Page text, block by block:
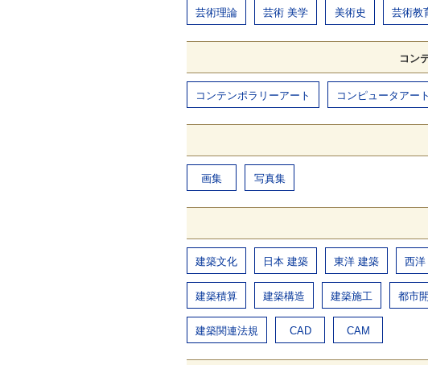
芸術理論 芸術 美学 美術史 芸術教
コン
コンテンポラリーアート コンピュータアート
画集 写真集
建築文化 日本 建築 東洋 建築 西洋
建築積算 建築構造 建築施工 都市
建築関連法規 CAD CAM